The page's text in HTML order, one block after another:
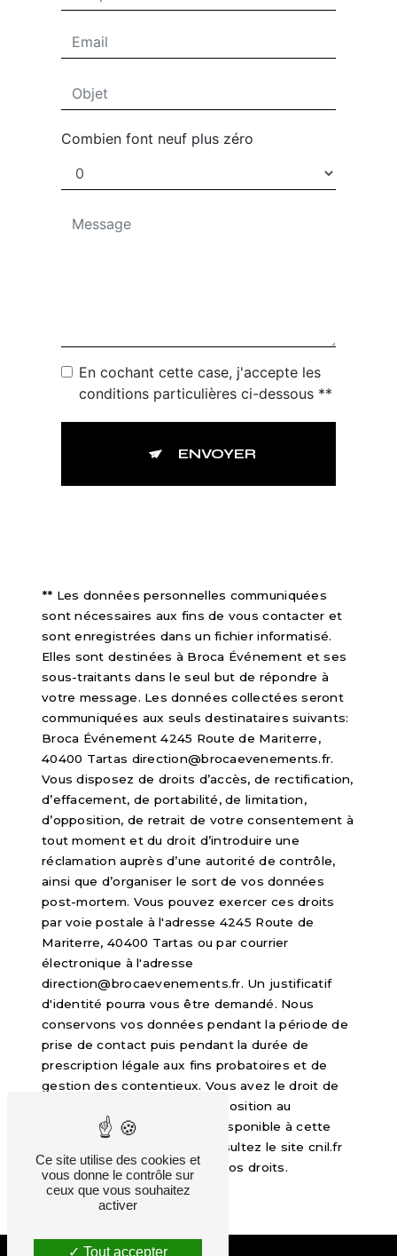
Combien font neuf plus zéro
En cochant cette case, j'accepte les
conditions particulières ci-dessous **
ENVOYER
** Les données personnelles communiquées
sont nécessaires aux fins de vous contacter et
sont enregistrées dans un fichier informatisé.
Elles sont destinées à Broca Événement et ses
sous-traitants dans le seul but de répondre à
votre message. Les données collectées seront
communiquées aux seuls destinataires suivants:
Broca Événement 4245 Route de Mariterre,
40400 Tartas direction@brocaevenements.fr.
Vous disposez de droits d’accès, de rectification,
d’effacement, de portabilité, de limitation,
d’opposition, de retrait de votre consentement à
tout moment et du droit d’introduire une
réclamation auprès d’une autorité de contrôle,
ainsi que d’organiser le sort de vos données
post-mortem. Vous pouvez exercer ces droits
par voie postale à l'adresse 4245 Route de
Mariterre, 40400 Tartas ou par courrier
électronique à l'adresse
direction@brocaevenements.fr. Un justificatif
d'identité pourra vous être demandé. Nous
conservons vos données pendant la période de
prise de contact puis pendant la durée de
prescription légale aux fins probatoires et de
gestion des contentieux. Vous avez le droit de
vous inscrire sur la liste d'opposition au
démarchage téléphonique, disponible à cette
. Consultez le site cnil.fr
pour plus d’informations sur vos droits.
Ce site utilise des cookies et
vous donne le contrôle sur
ceux que vous souhaitez
activer
Tout accepter